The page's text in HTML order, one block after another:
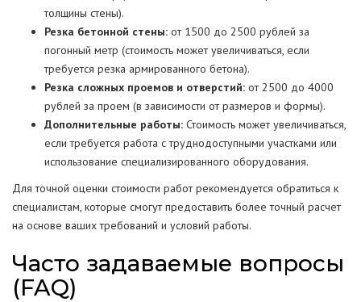
толщины стены).
Резка бетонной стены: от 1500 до 2500 рублей за
погонный метр (стоимость может увеличиваться, если
требуется резка армированного бетона).
Резка сложных проемов и отверстий: от 2500 до 4000
рублей за проем (в зависимости от размеров и формы).
Дополнительные работы: Стоимость может увеличиваться,
если требуется работа с труднодоступными участками или
использование специализированного оборудования.
Для точной оценки стоимости работ рекомендуется обратиться к
специалистам, которые смогут предоставить более точный расчет
на основе ваших требований и условий работы.
Часто задаваемые вопросы
(FAQ)